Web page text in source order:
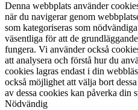
Denna webbplats använder
när du navigerar genom
som kategoriseras som
väsentliga för att de
fungera. Vi använder också
att analysera och förstå hur du
cookies lagras endast i din
också möjlighet att välja bort
av dessa cookies kan påverka din
Nödvändig